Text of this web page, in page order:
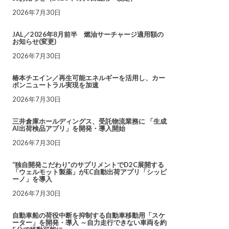
2026年7月30日
JAL／2026年8月前半 燃油サーチャージ適用額の
お知らせ(変更)
2026年7月30日
椿本チエイン／再生可能エネルギーを活用し、カー
ボンニュートラル実現を加速
2026年7月30日
三井倉庫ホールディングス、受託物流業務に 「生成
AI出荷検品アプリ」を開発・導入開始
2026年7月30日
“独自開発こだわり”のサプリメントでD2C展開する
「ウェルモット製薬」がEC自動出荷アプリ「シッピ
ーノ」を導入
2026年7月30日
自動車船の荷役中断を抑制する自動車移動用「スケ
ーター」を開発・導入 ～自力走行できない車両を約